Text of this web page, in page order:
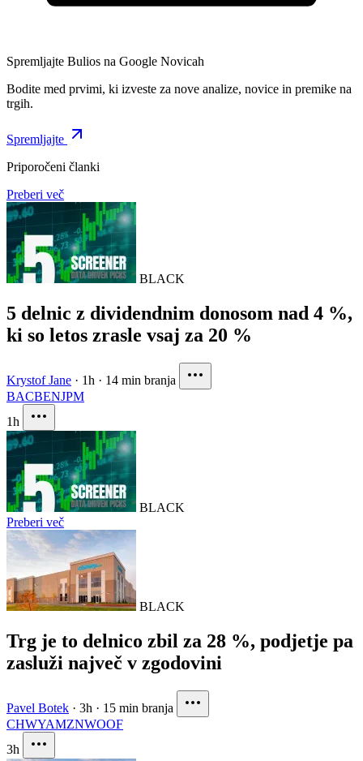
Spremljajte Bulios na Google Novicah
Bodite med prvimi, ki izveste za nove analize, novice in premike na
trgih.
Spremljajte
Priporočeni članki
Preberi več
BLACK
5 delnic z dividendnim donosom nad 4 %,
ki so letos zrasle vsaj za 20 %
Krystof Jane · 1h · 14 min branja
BACBENJPM
1h
BLACK
Preberi več
BLACK
Trg je to delnico zbil za 28 %, podjetje pa
zasluži največ v zgodovini
Pavel Botek · 3h · 15 min branja
CHWYAMZNWOOF
3h